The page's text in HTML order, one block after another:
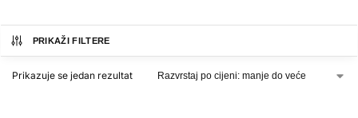
PRIKAŽI FILTERE
Prikazuje se jedan rezultat